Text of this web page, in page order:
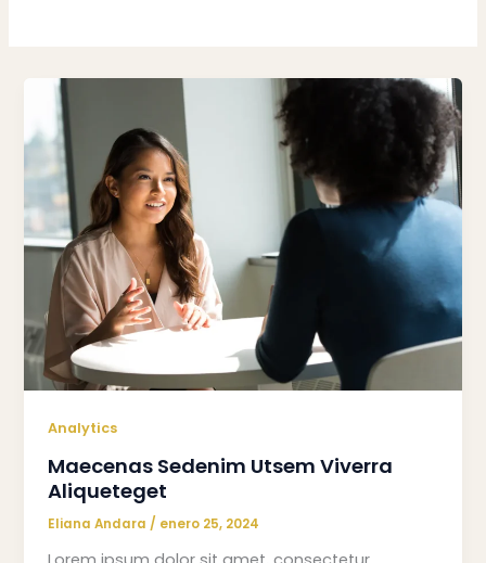
Analytics
Maecenas Sedenim Utsem Viverra
Aliqueteget
Eliana Andara / enero 25, 2024